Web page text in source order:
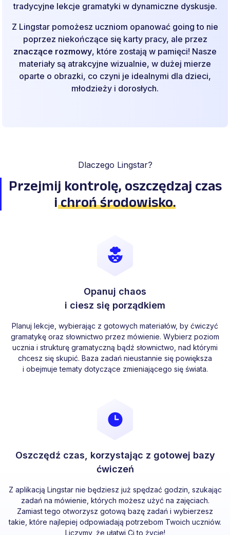
tradycyjne lekcje gramatyki w dynamiczne dyskusje.
Z Lingstar pomożesz uczniom opanować going to nie
poprzez niekończące się karty pracy, ale przez
znaczące rozmowy, które zostają w pamięci! Nasze
materiały są atrakcyjne wizualnie, w dużej mierze
oparte o obrazki, co czyni je idealnymi dla dzieci,
młodzieży i dorosłych.
Dlaczego Lingstar?
Przejmij kontrolę, oszczędzaj czas
ichroń środowisko.
Opanuj chaos
i ciesz się porządkiem
Planuj lekcje, wybierając z gotowych materiałów, by ćwiczyć
gramatykę oraz słownictwo przez mówienie. Wybierz poziom
ucznia i strukturę gramatyczną bądź słownictwo, nad którymi
chcesz się skupić. Baza zadań nieustannie się powiększa
i obejmuje tematy dotyczące zmieniającego się świata.
Oszczędź czas, korzystając z gotowej bazy
ćwiczeń
Z aplikacją Lingstar nie będziesz już spędzać godzin, szukając
zadań na mówienie, których możesz użyć na zajęciach.
Zamiast tego otworzysz gotową bazę zadań i wybierzesz
takie, które najlepiej odpowiadają potrzebom Twoich uczniów.
Liczymy, że ułatwi Ci to życie!